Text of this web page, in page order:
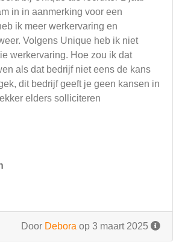
in in aanmerking voor een
ik meer werkervaring en
Volgens Unique heb ik niet
werkervaring. Hoe zou ik dat
als dat bedrijf niet eens de kans
dit bedrijf geeft je geen kansen in
elders solliciteren
Door Debora op 3 maart 2025